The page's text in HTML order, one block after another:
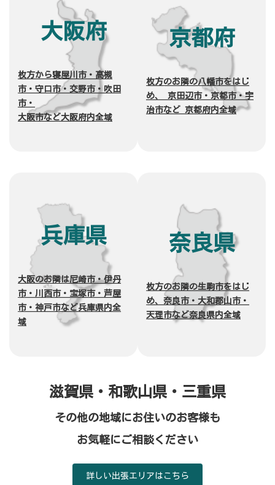
大阪府
枚方から寝屋川市・高槻
市・守口市・交野市・吹田
市・
大阪市など大阪府内全域
京都府
枚方のお隣の八幡市をはじ
め、 京田辺市・京都市・宇
治市など 京都府内全域
兵庫県
大阪のお隣は尼崎市・伊丹
市・川西市・宝塚市・芦屋
市・神戸市など兵庫県内全
域
奈良県
枚方のお隣の生駒市をはじ
め、奈良市・大和郡山市・
天理市など奈良県内全域
滋賀県・和歌山県・三重県
その他の地域にお住いのお客様も
お気軽にご相談ください
詳しい出張エリアはこちら